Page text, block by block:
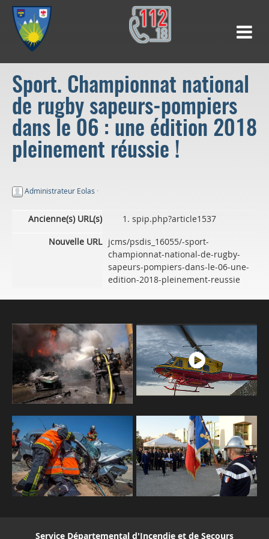
Sport. Championnat national
de rugby sapeurs-pompiers
dans le 06 : une édition 2018
pleinement réussie !
Administrateur Eolas ·
Ancienne(s) URL(s)
spip.php?article1537
Nouvelle URL jcms/psdis_16055/-sport-
championnat-national-de-rugby-
sapeurs-pompiers-dans-le-06-une-
edition-2018-pleinement-reussie
Service Départemental d'Incendie et de Secours